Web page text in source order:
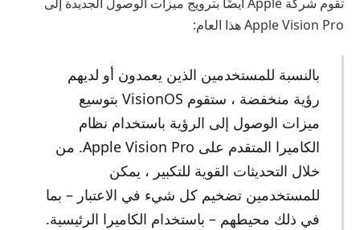
Apple Vision Pro هذا العام:
بالنسبة للمستخدمين الذين يعمدون أو لديهم
رؤية منخفضة ، ستقوم VisionOS بتوسيع
ميزات الوصول إلى الرؤية باستخدام نظام
الكاميرا المتقدم على Apple Vision Pro. من
خلال التحديثات القوية للتكبير ، يمكن
للمستخدمين تضخيم كل شيء في الاعتبار – بما
في ذلك محيطهم – باستخدام الكاميرا الرئيسية.